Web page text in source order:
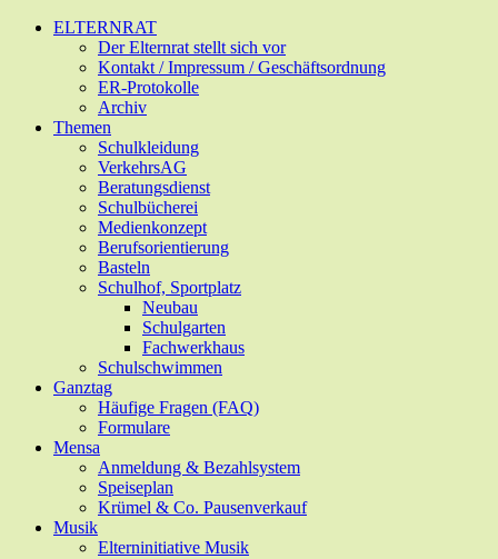
Zum
Hauptinhalt
ELTERNRAT
Der Elternrat stellt sich vor
Kontakt / Impressum / Geschäftsordnung
ER-Protokolle
Archiv
Themen
Schulkleidung
VerkehrsAG
Beratungsdienst
Schulbücherei
Medienkonzept
Berufsorientierung
Basteln
Schulhof, Sportplatz
Neubau
Schulgarten
Fachwerkhaus
Schulschwimmen
Ganztag
Häufige Fragen (FAQ)
Formulare
Mensa
Anmeldung & Bezahlsystem
Speiseplan
Krümel & Co. Pausenverkauf
Musik
Elterninitiative Musik